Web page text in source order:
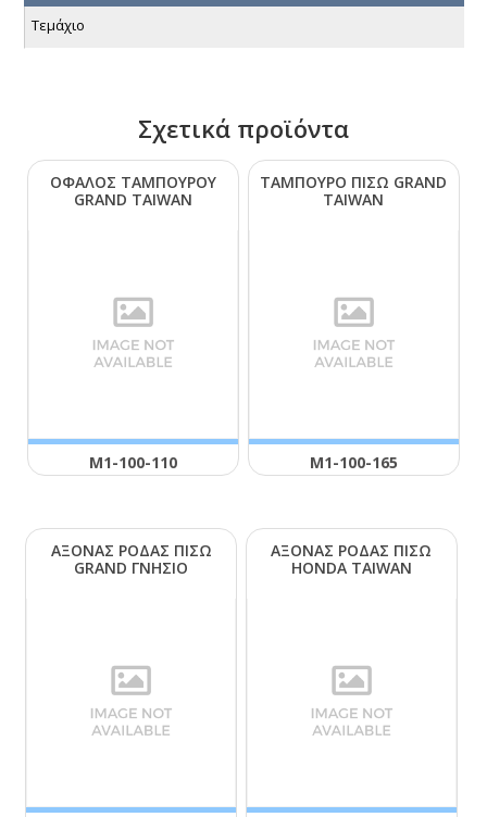
Τεμάχιο
Σχετικά προϊόντα
ΟΦΑΛΟΣ ΤΑΜΠΟΥΡΟΥ
GRΑΝD ΤΑΙWΑΝ
Μ1-100-110
ΤΑΜΠΟΥΡΟ ΠΙΣΩ GRΑΝD
ΤΑΙWΑΝ
Μ1-100-165
ΑΞΟΝΑΣ ΡΟΔΑΣ ΠΙΣΩ
GRΑΝD ΓΝΗΣΙΟ
ΑΞΟΝΑΣ ΡΟΔΑΣ ΠΙΣΩ
ΗΟΝDΑ ΤΑΙWΑΝ